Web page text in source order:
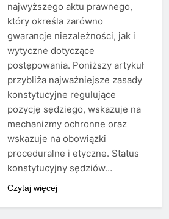
najwyższego aktu prawnego,
który określa zarówno
gwarancje niezależności, jak i
wytyczne dotyczące
postępowania. Poniższy artykuł
przybliża najważniejsze zasady
konstytucyjne regulujące
pozycję sędziego, wskazuje na
mechanizmy ochronne oraz
wskazuje na obowiązki
proceduralne i etyczne. Status
konstytucyjny sędziów…
Czytaj więcej